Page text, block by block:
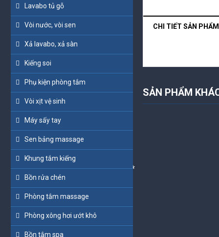
*
*
*
*
*
*
*
*
Lavabo tủ gỗ
Vòi nước, vòi sen
Xả lavabo, xả sàn
Kiếng soi
Phụ kiện phòng tắm
Vòi xịt vệ sinh
Máy sấy tay
Sen bảng massage
Khung tắm kiếng
Bồn rửa chén
Phòng tắm massage
Phòng xông hơi ướt khô
Bồn tắm spa
CHI TIẾT SẢN PHẨM
SẢN PHẨM